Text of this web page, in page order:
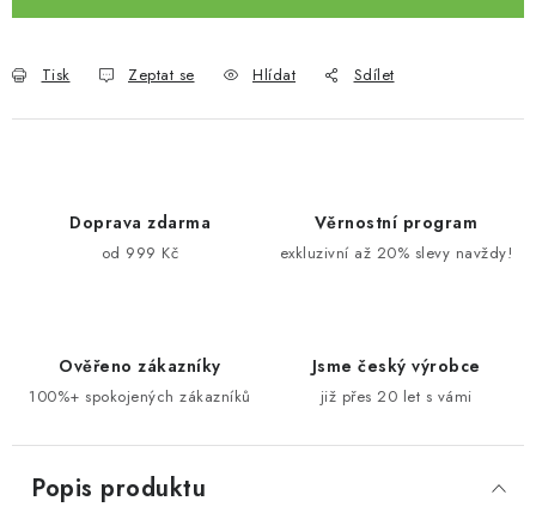
Tisk Zeptat se Hlídat Sdílet
Doprava zdarma
od 999 Kč
Věrnostní program
exkluzivní až 20% slevy navždy!
Ověřeno zákazníky
100%+ spokojených zákazníků
Jsme český výrobce
již přes 20 let s vámi
Popis produktu